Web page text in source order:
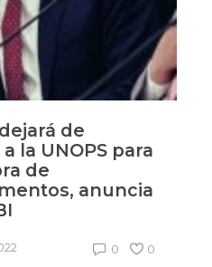
farmacéutica
en el
mexicano tras
de Covid-
0
0